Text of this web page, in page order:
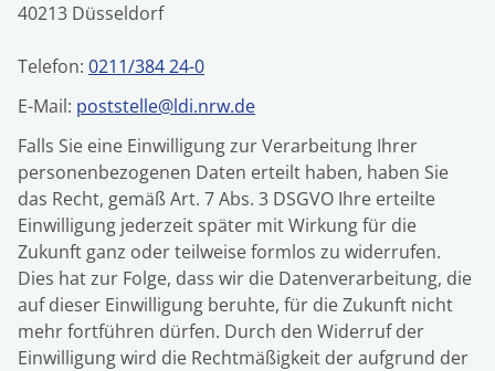
40213 Düsseldorf
Telefon: 0211/384 24-0
E-Mail: poststelle@ldi.nrw.de
Falls Sie eine Einwilligung zur Verarbeitung Ihrer
personenbezogenen Daten erteilt haben, haben Sie
das Recht, gemäß Art. 7 Abs. 3 DSGVO Ihre erteilte
Einwilligung jederzeit später mit Wirkung für die
Zukunft ganz oder teilweise formlos zu widerrufen.
Dies hat zur Folge, dass wir die Datenverarbeitung, die
auf dieser Einwilligung beruhte, für die Zukunft nicht
mehr fortführen dürfen. Durch den Widerruf der
Einwilligung wird die Rechtmäßigkeit der aufgrund der